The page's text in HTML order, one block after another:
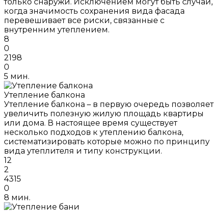
только снаружи. Исключением могут быть случаи,
когда значимость сохранения вида фасада
перевешивает все риски, связанные с
внутренним утеплением.
8
0
2198
0
5 мин.
Утепление балкона
Утепление балкона – в первую очередь позволяет
увеличить полезную жилую площадь квартиры
или дома. В настоящее время существует
несколько подходов к утеплению балкона,
систематизировать которые можно по принципу
вида утеплителя и типу конструкции.
12
2
4315
0
8 мин.